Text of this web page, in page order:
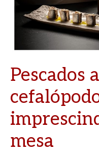
Pescados
mesa